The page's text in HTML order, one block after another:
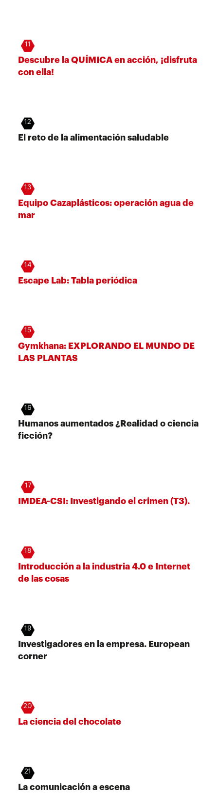
11
Descubre la QUÍMICA en acción, ¡disfruta
con ella!
12
El reto de la alimentación saludable
13
Equipo Cazaplásticos: operación agua de
mar
14
Escape Lab: Tabla periódica
15
Gymkhana: EXPLORANDO EL MUNDO DE
LAS PLANTAS
16
Humanos aumentados ¿Realidad o ciencia
ficción?
17
IMDEA-CSI: Investigando el crimen (T3).
18
Introducción a la industria 4.0 e Internet
de las cosas
19
Investigadores en la empresa. European
corner
20
La ciencia del chocolate
21
La comunicación a escena